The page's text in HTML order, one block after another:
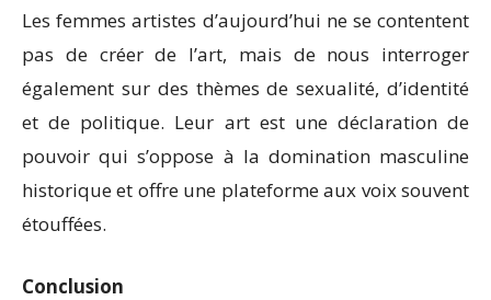
Les femmes artistes d’aujourd’hui ne se contentent
pas de créer de l’art, mais de nous interroger
également sur des thèmes de sexualité, d’identité
et de politique. Leur art est une déclaration de
pouvoir qui s’oppose à la domination masculine
historique et offre une plateforme aux voix souvent
étouffées.
Conclusion